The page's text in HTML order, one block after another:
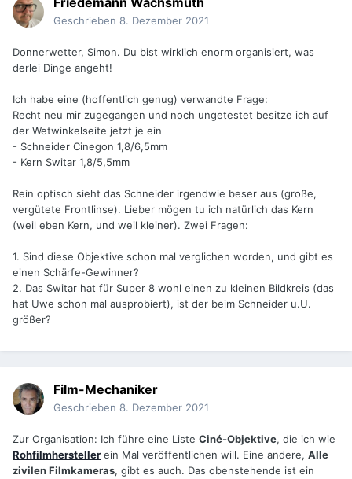
Geschrieben 8. Dezember 2021
Donnerwetter, Simon. Du bist wirklich enorm organisiert, was
derlei Dinge angeht!
Ich habe eine (hoffentlich genug) verwandte Frage:
Recht neu mir zugegangen und noch ungetestet besitze ich auf
der Wetwinkelseite jetzt je ein
- Schneider Cinegon 1,8/6,5mm
- Kern Switar 1,8/5,5mm
Rein optisch sieht das Schneider irgendwie beser aus (große,
vergütete Frontlinse). Lieber mögen tu ich natürlich das Kern
(weil eben Kern, und weil kleiner). Zwei Fragen:
1. Sind diese Objektive schon mal verglichen worden, und gibt es
einen Schärfe-Gewinner?
2. Das Switar hat für Super 8 wohl einen zu kleinen Bildkreis (das
hat Uwe schon mal ausprobiert), ist der beim Schneider u.U.
größer?
Film-Mechaniker
Geschrieben 8. Dezember 2021
Zur Organisation: Ich führe eine Liste Ciné-Objektive, die ich wie
Rohfilmhersteller ein Mal veröffentlichen will. Eine andere, Alle
zivilen Filmkameras, gibt es auch. Das obenstehende ist ein